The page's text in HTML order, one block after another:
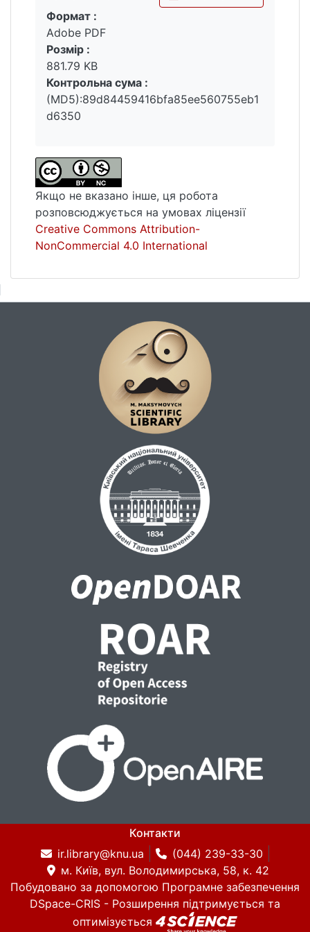
печиво з високим вмістом клітковини, що
не містить глютену. З метою визначення
конкурентних позицій українських
виробників печива, споживчих мотивацій
та рівня попиту на печиво на
бразильському та індійському ринках
кондитерських виробів було розроблено
Вантажиться...
Формат :
Adobe PDF
Розмір :
881.79 KB
Контрольна сума :
(MD5):89d84459416bfa85ee560755eb1
d6350
Якщо не вказано інше, ця робота
розповсюджується на умовах ліцензії
Creative Commons Attribution-
NonCommercial 4.0 International
Контакти
ir.library@knu.ua
(044) 239-33-30
м. Київ, вул. Володимирська, 58, к. 42
Побудовано за допомогою Програмне забезпечення
DSpace-CRIS - Розширення підтримується та
оптимізується